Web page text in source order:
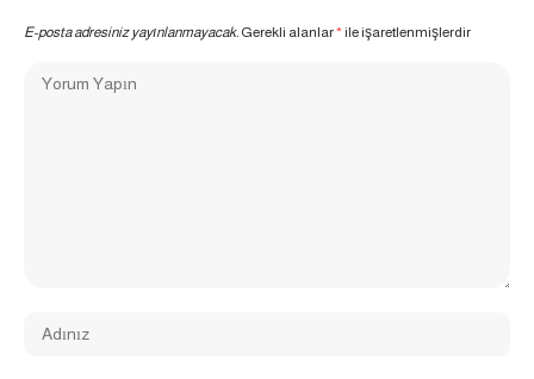
E-posta adresiniz yayınlanmayacak. Gerekli alanlar*ile işaretlenmişlerdir